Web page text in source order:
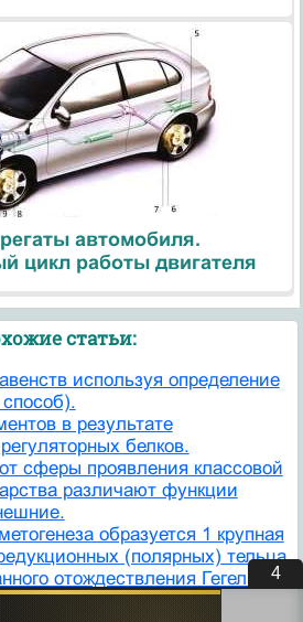
автомобиля.
цикл работы двигателя
статьи:
используя определение
в результате
белков.
сферы проявления классовой
различают функции
образуется 1 крупная
(полярных) тельца.
отождествления Гегель
философское понятие -
3